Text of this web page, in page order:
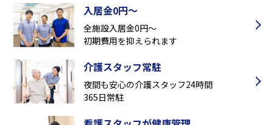
入居金0円～
全施設入居金0円～
初期費用を抑えられます
介護スタッフ常駐
夜間も安心の介護スタッフ24時間
365日常駐